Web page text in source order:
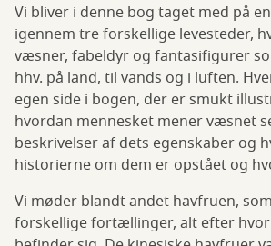
Vi bliver i denne bog taget med på
igennem tre forskellige levesteder,
væsner, fabeldyr og fantasifigurer
hhv. på land, til vands og i luften.
egen side i bogen, der er smukt
hvordan mennesket mener væsnet
beskrivelser af dets egenskaber og
historierne om dem er opstået og
Vi møder blandt andet havfruen,
forskellige fortællinger, alt efter